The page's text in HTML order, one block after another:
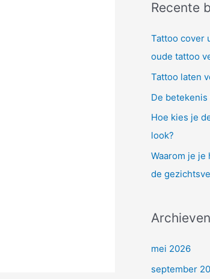
k
n
:
Recente
Tattoo cover
oude tattoo
Tattoo laten
De
Hoe kies je
look?
Waarom je je
de
Archieven
mei 2026
september